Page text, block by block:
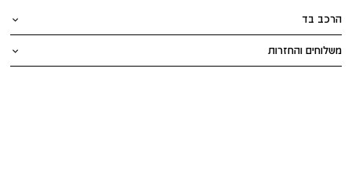
הרכב בד
משלוחים והחזרות